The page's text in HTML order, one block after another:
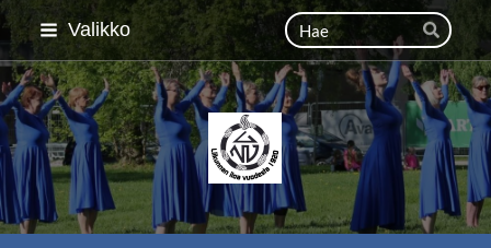
Siirry
sivun
sisältöön
Valikko Haku
Hae
Lahden